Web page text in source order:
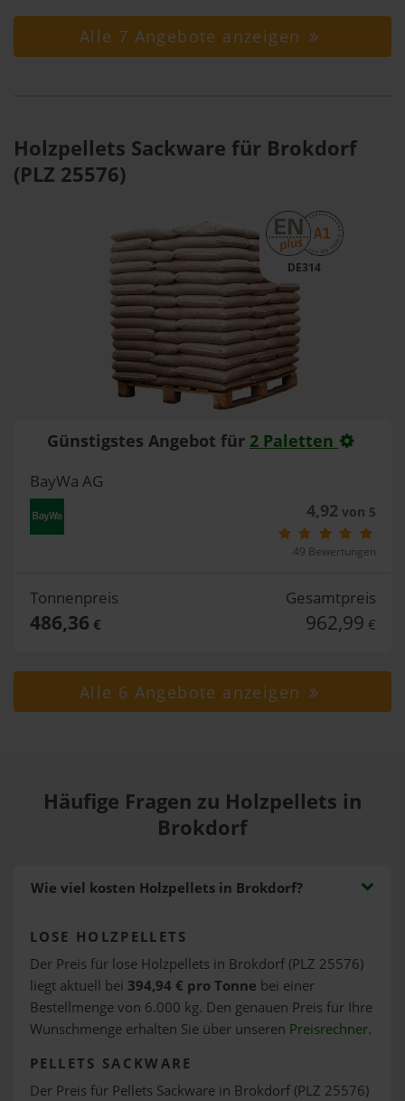
Alle 7 Angebote anzeigen
Holzpellets Sackware für Brokdorf
(PLZ 25576)
DE314
Günstigstes Angebot für 2 Paletten
BayWa AG
4,92von 5
49 Bewertungen
Tonnenpreis
486,36 €
Gesamtpreis
962,99 €
Alle 6 Angebote anzeigen
Häufige Fragen zu Holzpellets in
Brokdorf
Wie viel kosten Holzpellets in Brokdorf?
LOSE HOLZPELLETS
Der Preis für lose Holzpellets in Brokdorf (PLZ 25576)
liegt aktuell bei 394,94 € pro Tonne bei einer
Bestellmenge von 6.000 kg. Den genauen Preis für Ihre
Wunschmenge erhalten Sie über unseren Preisrechner.
PELLETS SACKWARE
Der Preis für Pellets Sackware in Brokdorf (PLZ 25576)